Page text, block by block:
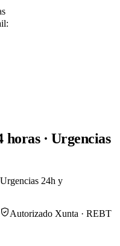
horas · Urgencias
24h y
Autorizado Xunta · REBT